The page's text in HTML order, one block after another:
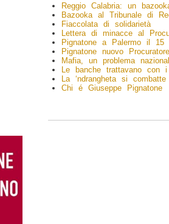
Reggio Calabria: un
Bazooka al Tribunale di
Fiaccolata di solidarietà
Lettera di minacce al
Pignatone a Palermo il 15
Pignatone nuovo
Mafia, un problema
Le banche trattavano con i
La ‘ndrangheta si combatte
Chi é Giuseppe Pignatone